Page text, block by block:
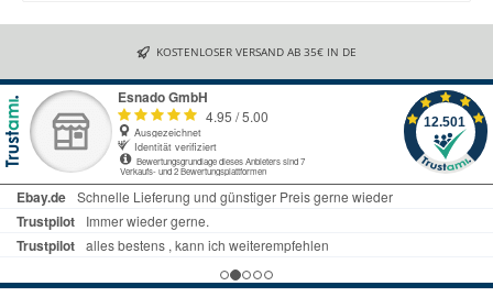
KOSTENLOSER VERSAND AB 35€ IN DE